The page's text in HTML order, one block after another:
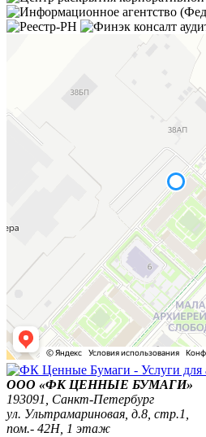
ООО «ФК ЦЕННЫЕ БУМАГИ»
193091, Санкт-Петербург
ул. Ультрамариновая, д.8, стр.1,
пом.- 42Н, 1 этаж